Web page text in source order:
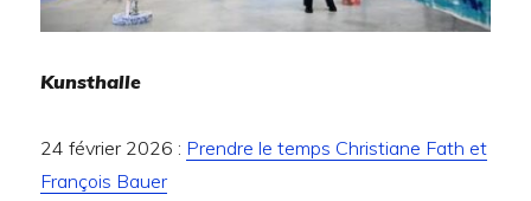
Kunsthalle
24 février 2026 : Prendre le temps Christiane Fath et
François Bauer